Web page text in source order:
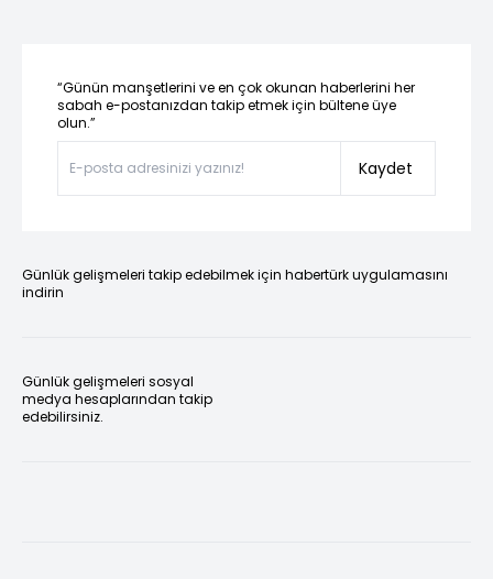
“Günün manşetlerini ve en çok okunan haberlerini her
sabah e-postanızdan takip etmek için bültene üye
olun.”
Kaydet
Günlük gelişmeleri takip edebilmek için habertürk uygulamasını
indirin
Günlük gelişmeleri sosyal
medya hesaplarından takip
edebilirsiniz.